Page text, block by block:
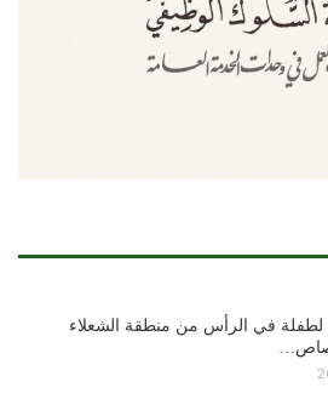
لطفلة في الرأس من منطقة الشعلاء